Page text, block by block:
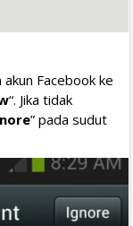
Facebook ke
“. Jika tidak
” pada sudut